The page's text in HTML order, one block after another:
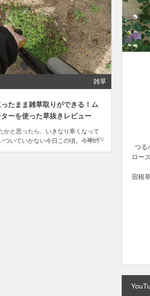
雑草
ったまま雑草取りができる！ム
ーを使った草抜きレビュー
かと思ったら、いきなり寒くなって
ついていかない今日この頃。今年の
暑すぎて、生い茂る雑草を横目に見
166 PV
つる
ロー
宿根